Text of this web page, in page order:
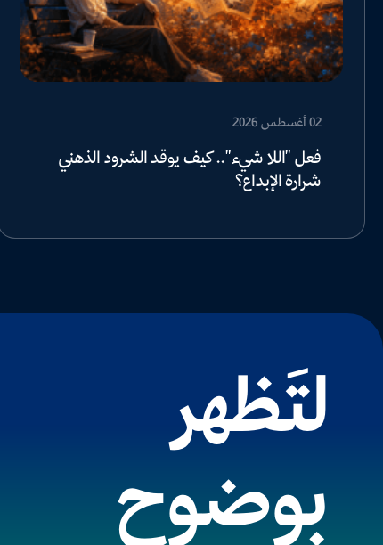
02 أغسطس 2026
فعل "اللا شيء".. كيف يوقد الشرود الذهني
شرارة الإبداع؟
لتَظهر
بوضوح